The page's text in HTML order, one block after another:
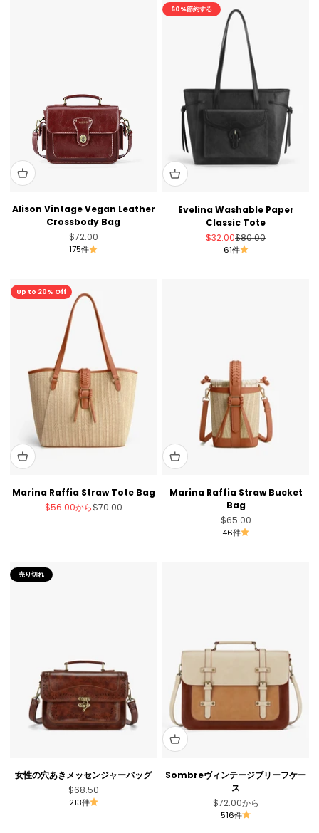
Alison Vintage Vegan Leather
Crossbody Bag
セール価格
$72.00
175件
60%節約する
Evelina Washable Paper
Classic Tote
セール価格
$32.00通常価格
$80.00
61件
Up to 20% Off
Marina Raffia Straw Tote Bag
セール価格
$56.00から通常価格
$70.00
Marina Raffia Straw Bucket
Bag
セール価格
$65.00
46件
売り切れ
女性の穴あきメッセンジャーバッグ
セール価格
$68.50
213件
Sombreヴィンテージブリーフケー
ス
セール価格
$72.00から
516件